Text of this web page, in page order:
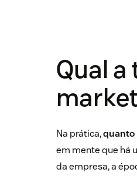
Qual
Na prática,quanto
em mente que há
da empresa, a